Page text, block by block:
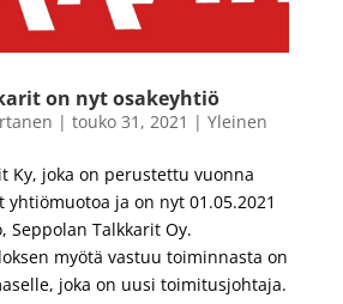
on nyt osakeyhtiö
| touko 31, 2021 | Yleinen
Ky, joka on perustettu vuonna
yhtiömuotoa ja on nyt 01.05.2021
Seppolan Talkkarit Oy.
myötä vastuu toiminnasta on
joka on uusi toimitusjohtaja.